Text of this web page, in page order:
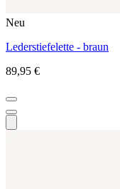
Neu
Lederstiefelette - braun
89,95 €